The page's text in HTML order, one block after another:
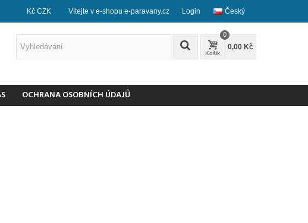
Český
Vítejte v e-shopu e-paravany.cz Login
Kč CZK
Košik
0
0,00 Kč
OCHRANA OSOBNÍCH ÚDAJŮ